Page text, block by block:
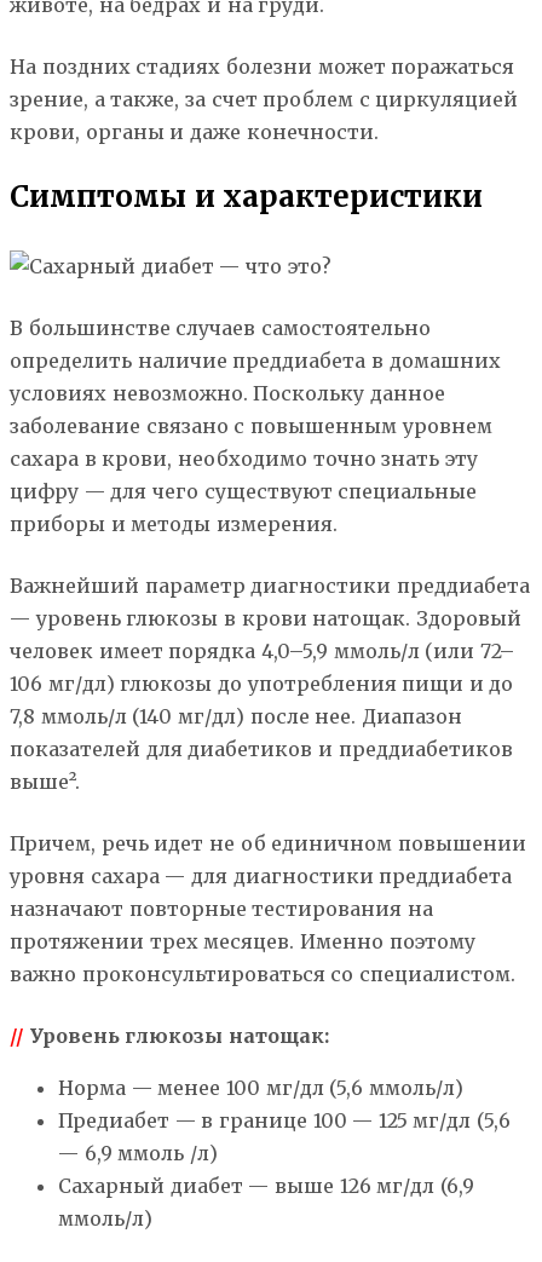
животе, на бедрах и на груди.
На поздних стадиях болезни может поражаться
зрение, а также, за счет проблем с циркуляцией
крови, органы и даже конечности.
Симптомы и характеристики
В большинстве случаев самостоятельно
определить наличие преддиабета в домашних
условиях невозможно. Поскольку данное
заболевание связано с повышенным уровнем
сахара в крови, необходимо точно знать эту
цифру — для чего существуют специальные
приборы и методы измерения.
Важнейший параметр диагностики преддиабета
— уровень глюкозы в крови натощак. Здоровый
человек имеет порядка 4,0–5,9 ммоль/л (или 72–
106 мг/дл) глюкозы до употребления пищи и до
7,8 ммоль/л (140 мг/дл) после нее. Диапазон
показателей для диабетиков и преддиабетиков
выше².
Причем, речь идет не об единичном повышении
уровня сахара — для диагностики преддиабета
назначают повторные тестирования на
протяжении трех месяцев. Именно поэтому
важно проконсультироваться со специалистом.
// Уровень глюкозы натощак:
Норма — менее 100 мг/дл (5,6 ммоль/л)
Предиабет — в границе 100 — 125 мг/дл (5,6
— 6,9 ммоль /л)
Сахарный диабет — выше 126 мг/дл (6,9
ммоль/л)